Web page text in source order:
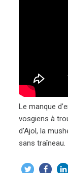
Le manque
vosgiens à
d’Ajol, la
sans traîneau.